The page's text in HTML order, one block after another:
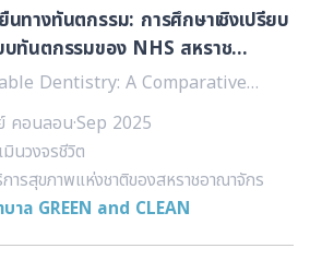
นทางทันตกรรม: การศึกษาเชิงเปรียบ
บทันตกรรมของ NHS สหราช
กับภาครัฐและเอกชนของไทยใน
ระบบสาธารณสุข
Dentistry: A Comparative
the UK NHS Dental System and
Dental Public and Private
the Healthcare Context
คอนลอน·Sep 2025
มินวงจรชีวิต
ารสุขภาพแห่งชาติของสหราชอาณาจักร
าล GREEN and CLEAN